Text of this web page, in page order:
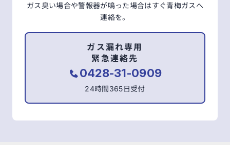
ガス臭い場合や警報器が鳴った場合はすぐ青梅ガスへ
連絡を。
ガス漏れ専用
緊急連絡先
0428-31-0909
24時間365日受付